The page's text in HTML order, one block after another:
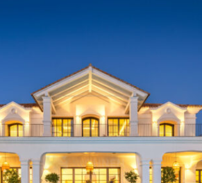
y baño de vapor ofrecen un
de ejercicio en casa, mientras que una
con Bang & Olufsen, crea un
de cine o reuniones informales.
de la villa para el entretenimiento. En
el estilo de vida, con amplias
panorámicas del mar, Gibraltar y el